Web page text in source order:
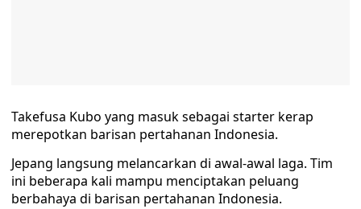
Takefusa Kubo yang masuk sebagai starter kerap
merepotkan barisan pertahanan Indonesia.
Jepang langsung melancarkan di awal-awal laga. Tim
ini beberapa kali mampu menciptakan peluang
berbahaya di barisan pertahanan Indonesia.